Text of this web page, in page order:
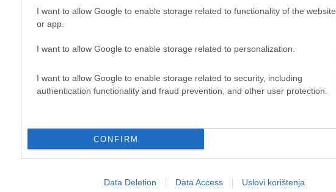
I want to allow Google to enable storage related to functionality of the website
or app.
I want to allow Google to enable storage related to personalization.
I want to allow Google to enable storage related to security, including
authentication functionality and fraud prevention, and other user protection.
CONFIRM
Data Deletion Data Access Uslovi korištenja